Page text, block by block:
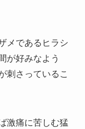
メであるヒラシ
が好みなよう
刺さっているこ
激痛に苦しむ猛